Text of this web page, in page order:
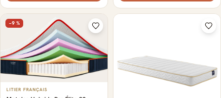
−9 %
LITIER FRANÇAIS